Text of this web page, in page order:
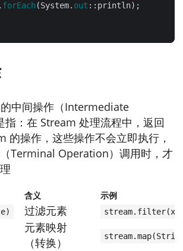
forEach (System. out
中间操作（Intermediate
：在 Stream 处理流程中，返回
的操作，这些操作不会立即执行，
Terminal Operation）调用时，才
含义 示例
过滤元素 stream.filter(x
元素映射
（转换）